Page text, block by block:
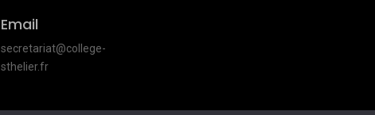
Email
secretariat@college-
sthelier.fr